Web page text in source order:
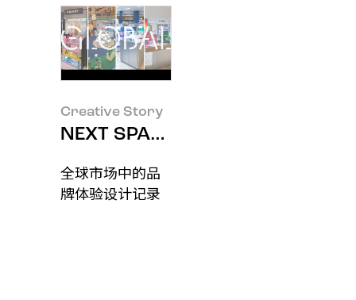
Creative Story
NEXT SPACE: 品牌在空间中被如
全球市场中的品
牌体验设计记录